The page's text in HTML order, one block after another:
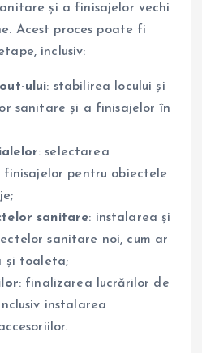
și a finisajelor vechi
Acest proces poate fi
inclusiv:
ului: stabilirea locului și
sanitare și a finisajelor în
: selectarea
pentru obiectele
sanitare: instalarea și
sanitare noi, cum ar
și toaleta;
: finalizarea lucrărilor de
instalarea